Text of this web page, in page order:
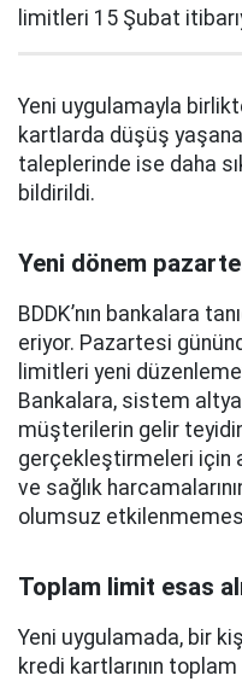
limitleri 15 Şubat
Yeni uygulamayla
kartlarda düşüş
taleplerinde ise daha
bildirildi.
Yeni dönem
BDDK’nın bankalara
eriyor. Pazartesi
limitleri yeni
Bankalara, sistem
müşterilerin gelir
gerçekleştirmeleri için
ve sağlık
olumsuz
Toplam limit esas
Yeni uygulamada, bir
kredi kartlarının